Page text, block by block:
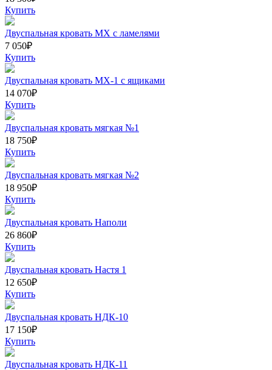
Купить
Двуспальная кровать МХ с ламелями
7 050₽
Купить
Двуспальная кровать МХ-1 с ящиками
14 070₽
Купить
Двуспальная кровать мягкая №1
18 750₽
Купить
Двуспальная кровать мягкая №2
18 950₽
Купить
Двуспальная кровать Наполи
26 860₽
Купить
Двуспальная кровать Настя 1
12 650₽
Купить
Двуспальная кровать НДК-10
17 150₽
Купить
Двуспальная кровать НДК-11